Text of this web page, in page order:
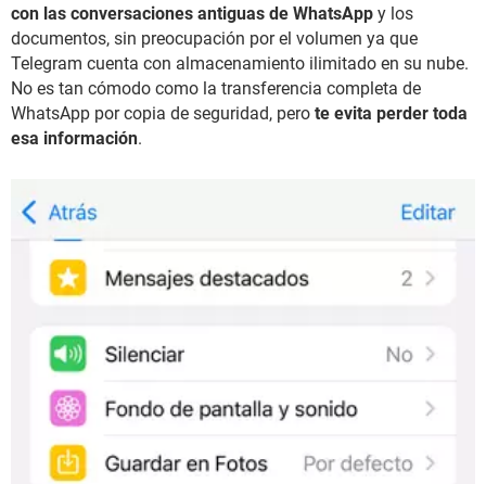
con las conversaciones antiguas de WhatsApp y los
documentos, sin preocupación por el volumen ya que
Telegram cuenta con almacenamiento ilimitado en su nube.
No es tan cómodo como la transferencia completa de
WhatsApp por copia de seguridad, pero te evita perder toda
esa información.